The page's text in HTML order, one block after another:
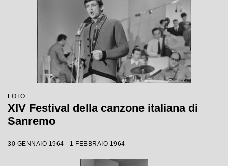
FOTO
XIV Festival della canzone italiana di
Sanremo
30 GENNAIO 1964 - 1 FEBBRAIO 1964